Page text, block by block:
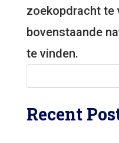
zoekopdracht te
bovenstaande
te vinden.
Recent